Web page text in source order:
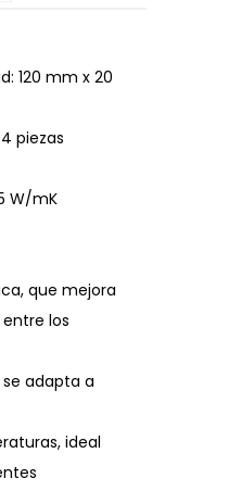
120 mm x 20
piezas
W/mK
que mejora
los
adapta a
ideal